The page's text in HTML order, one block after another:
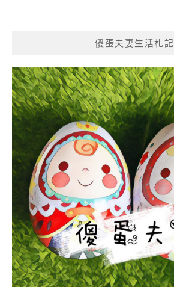
傻蛋夫妻生活札記